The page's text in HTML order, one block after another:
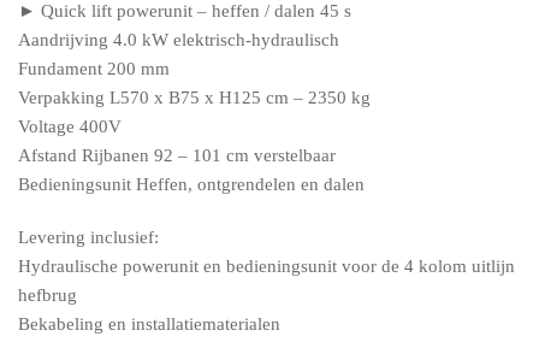
► Quick lift powerunit – heffen / dalen 45 s
Aandrijving 4.0 kW elektrisch-hydraulisch
Fundament 200 mm
Verpakking L570 x B75 x H125 cm – 2350 kg
Voltage 400V
Afstand Rijbanen 92 – 101 cm verstelbaar
Bedieningsunit Heffen, ontgrendelen en dalen
Levering inclusief:
Hydraulische powerunit en bedieningsunit voor de 4 kolom uitlijn
hefbrug
Bekabeling en installatiematerialen